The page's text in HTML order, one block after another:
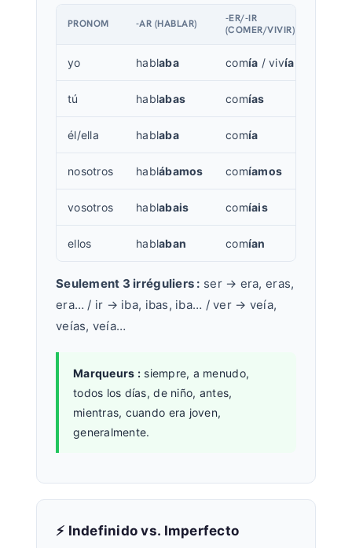
PRONOM -AR (HABLAR)
-ER/-IR
(COMER/VIVIR)
yo hablaba comía / vivía
tú hablabas comías
él/ella hablaba comía
nosotros hablábamos comíamos
vosotros hablabais comíais
ellos hablaban comían
Seulement 3 irréguliers : ser → era, eras,
era… / ir → iba, ibas, iba… / ver → veía,
veías, veía…
Marqueurs :siempre, a menudo,
todos los días, de niño, antes,
mientras, cuando era joven,
generalmente.
⚡ Indefinido vs. Imperfecto